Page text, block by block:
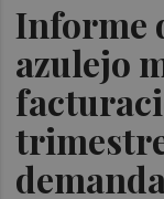
Informe
azulejo